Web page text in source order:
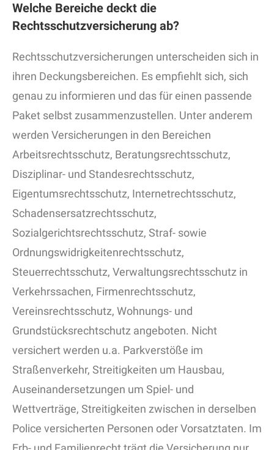
Welche Bereiche deckt die
Rechtsschutzversicherung ab?
Rechtsschutzversicherungen unterscheiden sich in
ihren Deckungsbereichen. Es empfiehlt sich, sich
genau zu informieren und das für einen passende
Paket selbst zusammenzustellen. Unter anderem
werden Versicherungen in den Bereichen
Arbeitsrechtsschutz, Beratungsrechtsschutz,
Disziplinar- und Standesrechtsschutz,
Eigentumsrechtsschutz, Internetrechtsschutz,
Schadensersatzrechtsschutz,
Sozialgerichtsrechtsschutz, Straf- sowie
Ordnungswidrigkeitenrechtsschutz,
Steuerrechtsschutz, Verwaltungsrechtsschutz in
Verkehrssachen, Firmenrechtsschutz,
Vereinsrechtsschutz, Wohnungs- und
Grundstücksrechtschutz angeboten. Nicht
versichert werden u.a. Parkverstöße im
Straßenverkehr, Streitigkeiten um Hausbau,
Auseinandersetzungen um Spiel- und
Wettverträge, Streitigkeiten zwischen in derselben
Police versicherten Personen oder Vorsatztaten. Im